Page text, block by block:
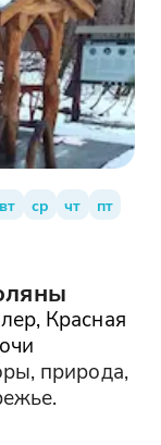
вт ср чт
пт
Красная
природа,